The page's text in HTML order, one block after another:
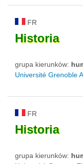
FR
Historia
grupa kierunków:
Université Grenoble
FR
Historia
grupa kierunków: